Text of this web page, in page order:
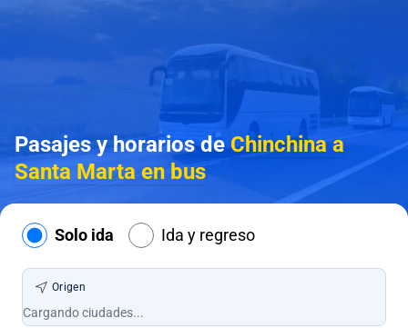
Pasajes y horarios deChinchina a
Santa Marta en bus
Solo ida Ida y regreso
Origen